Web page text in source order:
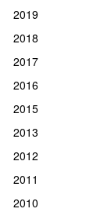
2019
2018
2017
2016
2015
2013
2012
2011
2010